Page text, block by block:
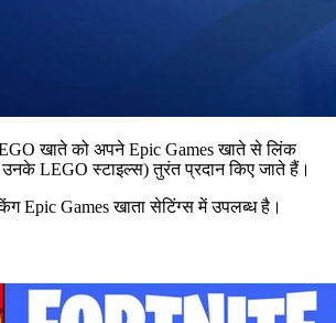
खाते को अपने Epic Games खाते से लिंक
LEGO स्टाइल्स) तुरंत प्रदान किए जाते हैं।
Epic Games खाता सेटिंग्स में उपलब्ध है।